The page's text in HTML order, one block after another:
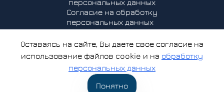
персональных данных
Согласие на обработку
персональных данных
ООО «Индевлабс» - аккредитованная организация, осуществляющая
деятельность в области информационных технологий.
Решение о предоставлении государственной аккредитации
организации, осуществляющей деятельность в области
информационных технологий от 06.04.2023 № АО-20230323-
© 2022-2025 ООО «Индевлабс». Все права защищены
Оставаясь на сайте, Вы даете свое согласие на
использование файлов cookie и на обработку
персональных данных
Понятно